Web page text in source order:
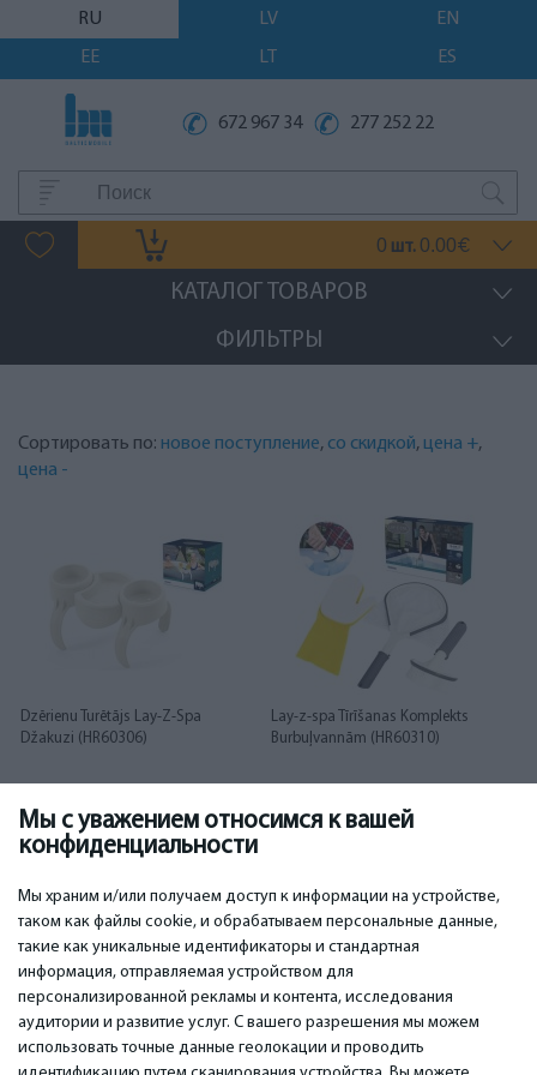
Мы с уважением относимся к вашей
конфиденциальности
Мы храним и/или получаем доступ к информации на устройстве,
таком как файлы cookie, и обрабатываем персональные данные,
такие как уникальные идентификаторы и стандартная
информация, отправляемая устройством для
персонализированной рекламы и контента, исследования
аудитории и развитие услуг. С вашего разрешения мы можем
использовать точные данные геолокации и проводить
RU LV
EN
EE
LT ES
672 967 34 277 252 22
0 шт. 0.00€
КАТАЛОГ ТОВАРОВ
ФИЛЬТРЫ
Сортировать по: новое поступление, со скидкой, цена +,
цена -
Dzērienu Turētājs Lay-Z-Spa
Džakuzi (HR60306)
20.00€
Lay-z-spa Tīrīšanas Komplekts
Burbuļvannām (HR60310)
36.00€
ВАЖНОЕ
Сервисные центры
Гарантия
КОНТАКТЫ
Тел. +371 67296734
Моб. +371 27725222